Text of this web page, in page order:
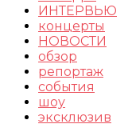
ИНТЕРВЬЮ
концерты
НОВОСТИ
обзор
репортаж
события
шоу
эксклюзив